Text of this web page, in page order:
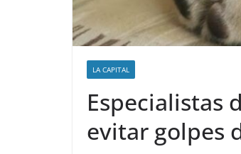
LA CAPITAL
Especialistas
evitar golpes